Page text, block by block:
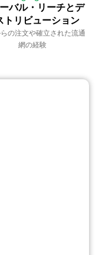
バル・リーチとデ
トリビューション
の注文や確立された流通
網の経験